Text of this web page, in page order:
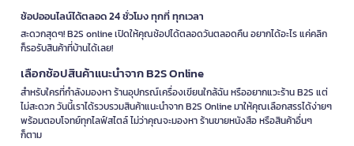
ช้อปออนไลน์ได้ตลอด 24 ชั่วโมง ทุกที่ ทุกเวลา
สะดวกสุดๆ! B2S online เปิดให้คุณช้อปได้ตลอดวันตลอดคืน อยากได้อะไร แค่คลิก
ก็รอรับสินค้าที่บ้านได้เลย!
เลือกช้อปสินค้าแนะนำจาก B2S Online
สำหรับใครที่กำลังมองหา ร้านอุปกรณ์เครื่องเขียนใกล้ฉัน หรืออยากแวะร้าน B2S แต่
ไม่สะดวก วันนี้เราได้รวบรวมสินค้าแนะนำจาก B2S Online มาให้คุณเลือกสรรได้ง่ายๆ
พร้อมตอบโจทย์ทุกไลฟ์สไตล์ ไม่ว่าคุณจะมองหา ร้านขายหนังสือ หรือสินค้าอื่นๆ
ก็ตาม